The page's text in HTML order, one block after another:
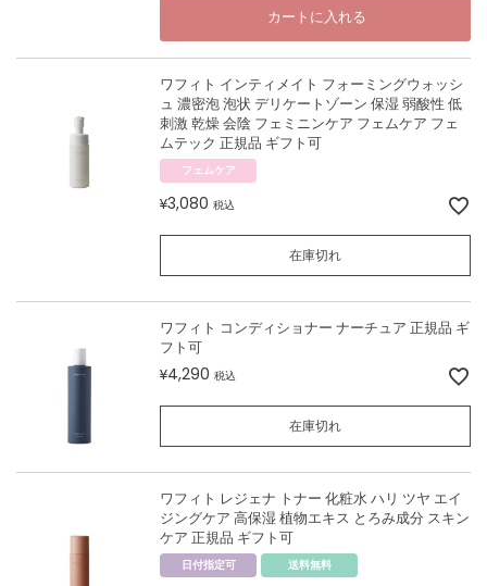
カートに入れる
ワフィト インティメイト フォーミングウォッシ
ュ 濃密泡 泡状 デリケートゾーン 保湿 弱酸性 低
刺激 乾燥 会陰 フェミニンケア フェムケア フェ
ムテック 正規品 ギフト可
フェムケア
¥3,080 税込
在庫切れ
ワフィト コンディショナー ナーチュア 正規品 ギ
フト可
¥4,290 税込
在庫切れ
ワフィト レジェナ トナー 化粧水 ハリ ツヤ エイ
ジングケア 高保湿 植物エキス とろみ成分 スキン
ケア 正規品 ギフト可
日付指定可 送料無料